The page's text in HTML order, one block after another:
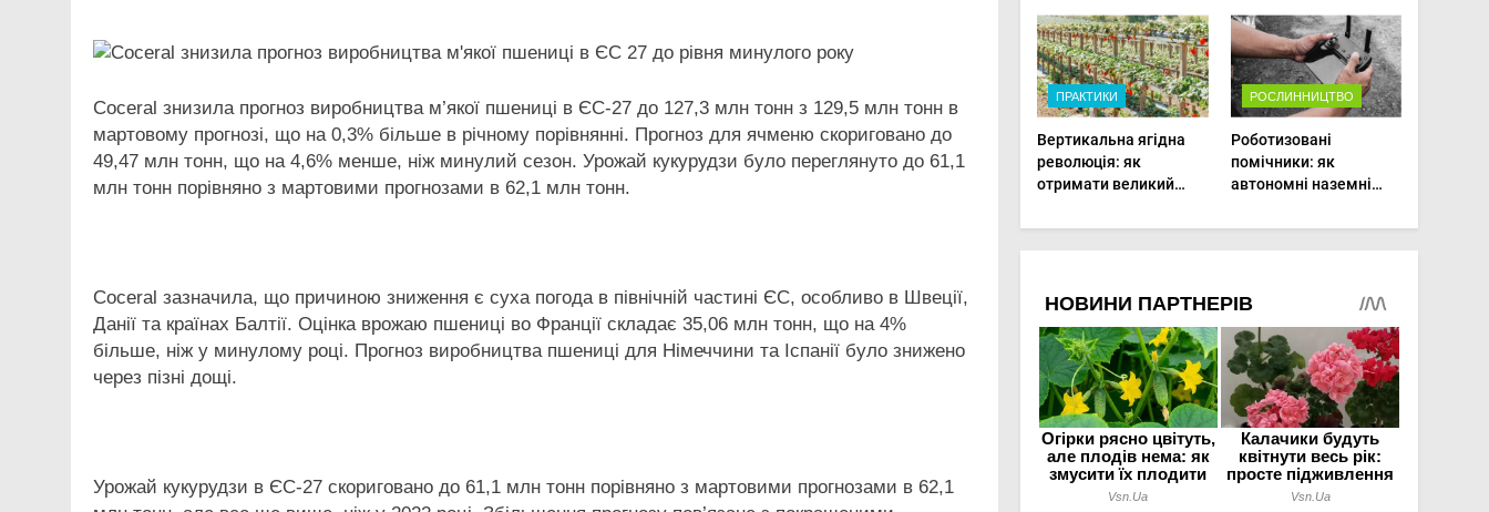
Coceral знизила прогноз виробництва м’якої пшениці в ЄС-27 до 127,3 млн тонн з 129,5 млн тонн в
мартовому прогнозі, що на 0,3% більше в річному порівнянні. Прогноз для ячменю скориговано до
49,47 млн тонн, що на 4,6% менше, ніж минулий сезон. Урожай кукурудзи було переглянуто до 61,1
млн тонн порівняно з мартовими прогнозами в 62,1 млн тонн.
Coceral зазначила, що причиною зниження є суха погода в північній частині ЄС, особливо в Швеції,
Данії та країнах Балтії. Оцінка врожаю пшениці во Франції складає 35,06 млн тонн, що на 4%
більше, ніж у минулому році. Прогноз виробництва пшениці для Німеччини та Іспанії було знижено
через пізні дощі.
Урожай кукурудзи в ЄС-27 скориговано до 61,1 млн тонн порівняно з мартовими прогнозами в 62,1
господарствах
ПРАКТИКИ
Вертикальна ягідна
революція: як
отримати великий
мінімальній площі
РОСЛИННИЦТВО
Роботизовані
помічники: як
автономні наземні
догляд за органічними
овочами